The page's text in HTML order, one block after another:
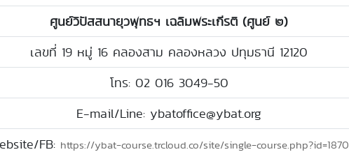
ศูนย์วิปัสสนายุวพุทธฯ เฉลิมพระเกีรติ (ศูนย์ ๒)
เลขที่ 19 หมู่ 16 คลองสาม คลองหลวง ปทุมธานี 12120
โทร: 02 016 3049-50
E-mail/Line: ybatoffice@ybat.org
FB: https://ybat-course.trcloud.co/site/single-course.php?id=1870